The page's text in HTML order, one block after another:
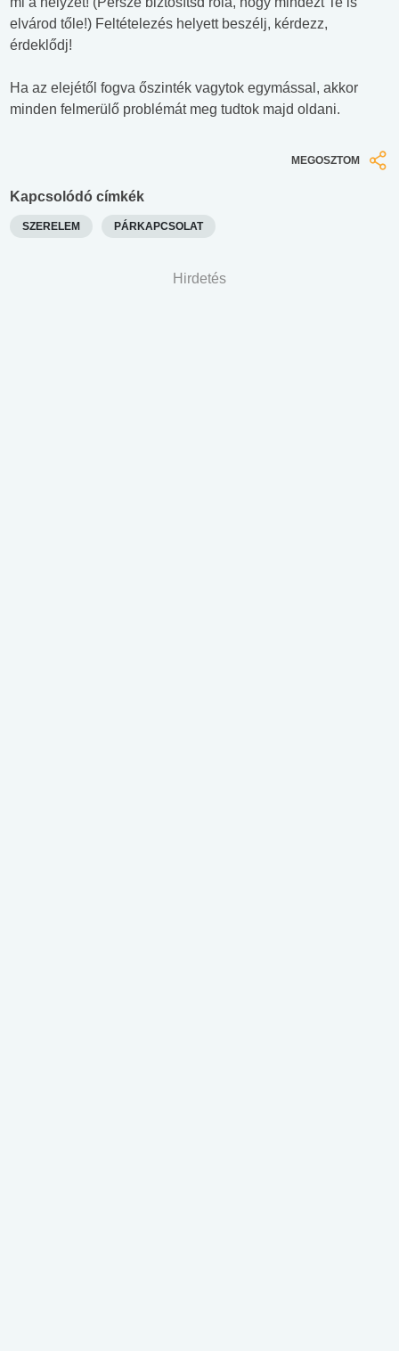
elvárod tőle!) Feltételezés helyett beszélj, kérdezz,
érdeklődj!
Ha az elejétől fogva őszinték vagytok egymással, akkor
minden felmerülő problémát meg tudtok majd oldani.
MEGOSZTOM
Kapcsolódó címkék
SZERELEM PÁRKAPCSOLAT
Hirdetés